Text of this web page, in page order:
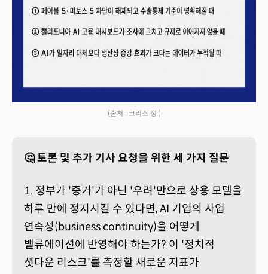
(출처 : 크리스 정 )
🤔 토론 및 추가 기사 요청을 위한 세 가지 질문
1. 정부가 '증거'가 아닌 '우려'만으로 상용 모델을
하루 만에 정지시킬 수 있다면, AI 기업의 사업
연속성(business continuity)을 어떻게
밸류에이션에 반영해야 하는가? 이 '정치적
셧다운 리스크'를 측정할 새로운 지표가